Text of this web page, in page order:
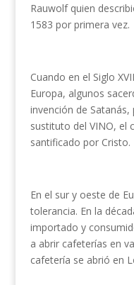
Rauwolf quien
1583 por primera vez.
Cuando en el Siglo
Europa, algunos
invención de
sustituto del VINO, el
santificado por Cristo.
En el sur y oeste de
tolerancia. En la
importado y
a abrir cafeterías en
cafetería se abrió en